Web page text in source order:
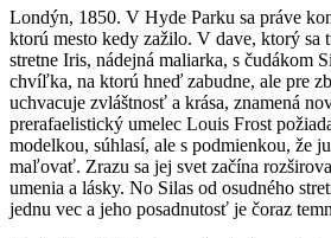
Londýn, 1850. V Hyde Parku sa práve
ktorú mesto kedy zažilo. V dave, ktorý sa
stretne Iris, nádejná maliarka, s čudákom
chvíľka, na ktorú hneď zabudne, ale pre
uchvacuje zvláštnosť a krása, znamená
prerafaelistický umelec Louis Frost
modelkou, súhlasí, ale s podmienkou, že
maľovať. Zrazu sa jej svet začína
umenia a lásky. No Silas od osudného
jednu vec a jeho posadnutosť je čoraz